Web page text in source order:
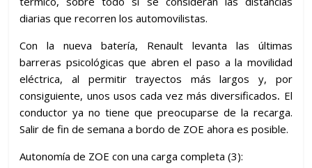
diarias que recorren los automovilistas.
Con la nueva batería, Renault levanta las últimas
barreras psicológicas que abren el paso a la movilidad
eléctrica, al permitir trayectos más largos y, por
consiguiente, unos usos cada vez más diversificados. El
conductor ya no tiene que preocuparse de la recarga.
Salir de fin de semana a bordo de ZOE ahora es posible.
Autonomía de ZOE con una carga completa (3):